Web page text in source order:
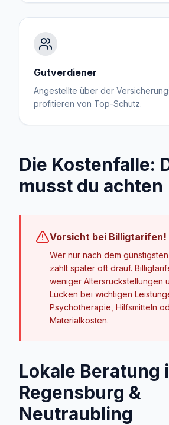
Gutverdiener
Angestellte über der
profitieren von Top-Schutz.
Die Kostenfalle:
musst du achten
Vorsicht bei Billigtarifen!
Wer nur nach dem günstigsten
zahlt später oft drauf.
weniger Altersrückstellungen
Lücken bei wichtigen
Psychotherapie, Hilfsmitteln
Materialkosten.
Lokale Beratung
Regensburg &
Neutraubling